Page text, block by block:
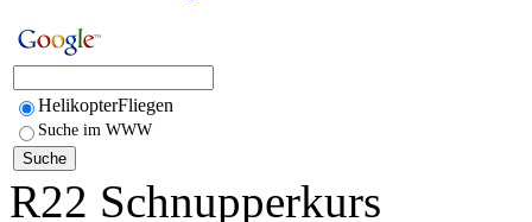
HelikopterFliegen
Suche im WWW
R22 Schnupperkurs